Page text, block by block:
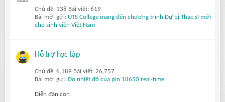
Chủ đề: 138 Bài viết: 619
Bài mới gửi: UTS College mang đến chương trình Dự bị Thạc sĩ mới
cho sinh viên Việt Nam
Hỗ trợ học tập
Chủ đề: 6,189 Bài viết: 26,757
Bài mới gửi: Đo nhiệt độ của pin 18650 real-time
Diễn đàn con